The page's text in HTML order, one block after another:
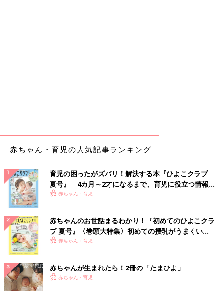
赤ちゃん・育児の人気記事ランキング
育児の困ったがズバリ！解決する本『ひよこクラブ
夏号』 4カ月～2才になるまで、育児に役立つ情報が
いっぱい！
赤ちゃん・育児
赤ちゃんのお世話まるわかり！『初めてのひよこクラ
ブ 夏号』〈巻頭大特集〉初めての授乳がうまくい
く！ おっぱい・ミルクの基本と夏のトラブル 解決テ
赤ちゃん・育児
赤ちゃんが生まれたら！2冊の「たまひよ」
赤ちゃん・育児